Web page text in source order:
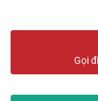
Gọi